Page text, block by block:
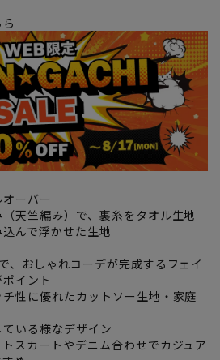
ーバー
天竺編み）で、裏糸をタオル生地
んで浮かせた生地
、おしゃれコーデが完成するフェイ
イント
チ性に優れたカットソー生地・家庭
ている様なデザイン
トスカートやデニム合わせでカジュア